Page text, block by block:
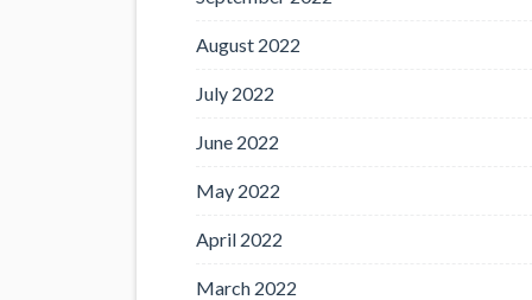
August 2022
July 2022
June 2022
May 2022
April 2022
March 2022